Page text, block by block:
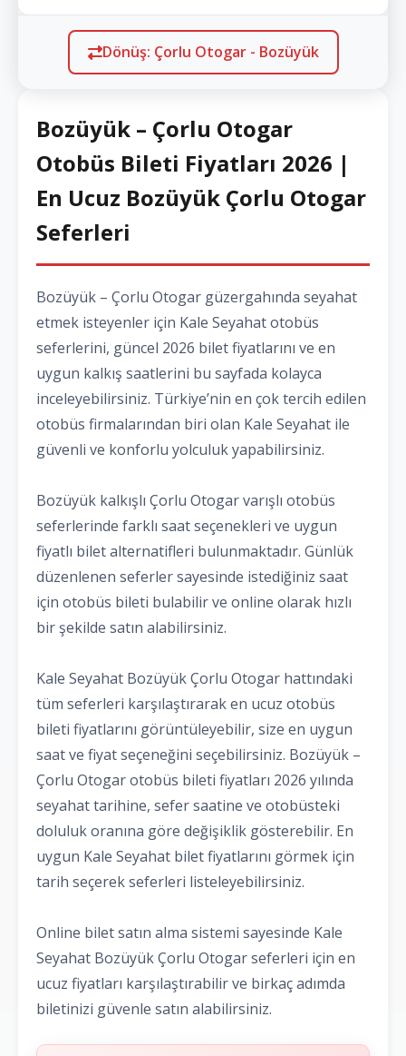
Dönüş: Çorlu Otogar - Bozüyük
Bozüyük – Çorlu Otogar
Otobüs Bileti Fiyatları 2026 |
En Ucuz Bozüyük Çorlu Otogar
Seferleri
Bozüyük – Çorlu Otogar güzergahında seyahat
etmek isteyenler için Kale Seyahat otobüs
seferlerini, güncel 2026 bilet fiyatlarını ve en
uygun kalkış saatlerini bu sayfada kolayca
inceleyebilirsiniz. Türkiye’nin en çok tercih edilen
otobüs firmalarından biri olan Kale Seyahat ile
güvenli ve konforlu yolculuk yapabilirsiniz.
Bozüyük kalkışlı Çorlu Otogar varışlı otobüs
seferlerinde farklı saat seçenekleri ve uygun
fiyatlı bilet alternatifleri bulunmaktadır. Günlük
düzenlenen seferler sayesinde istediğiniz saat
için otobüs bileti bulabilir ve online olarak hızlı
bir şekilde satın alabilirsiniz.
Kale Seyahat Bozüyük Çorlu Otogar hattındaki
tüm seferleri karşılaştırarak en ucuz otobüs
bileti fiyatlarını görüntüleyebilir, size en uygun
saat ve fiyat seçeneğini seçebilirsiniz. Bozüyük –
Çorlu Otogar otobüs bileti fiyatları 2026 yılında
seyahat tarihine, sefer saatine ve otobüsteki
doluluk oranına göre değişiklik gösterebilir. En
uygun Kale Seyahat bilet fiyatlarını görmek için
tarih seçerek seferleri listeleyebilirsiniz.
Online bilet satın alma sistemi sayesinde Kale
Seyahat Bozüyük Çorlu Otogar seferleri için en
ucuz fiyatları karşılaştırabilir ve birkaç adımda
biletinizi güvenle satın alabilirsiniz.